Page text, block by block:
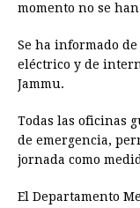
momento no se
Se ha informado
eléctrico y de
Jammu.
Todas las oficinas
de emergencia,
jornada como
El Departamento